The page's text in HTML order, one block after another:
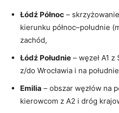
Łódź Północ –
kierunku północ–południe
zachód,
Łódź Południe – węzeł A1
z/do Wrocławia i na
Emilia – obszar węzłów na
kierowcom z A2 i dróg